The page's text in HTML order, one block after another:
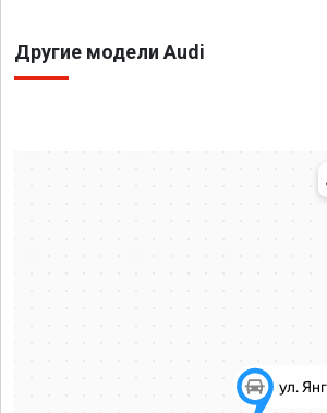
Другие модели Audi